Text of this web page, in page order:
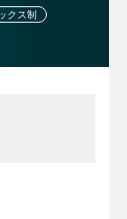
予定です。
クス制